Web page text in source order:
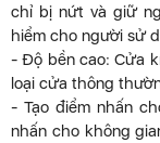
chỉ bị nứt và giữ
hiểm cho người sử
- Độ bền cao: Cửa
loại cửa thông
- Tạo điểm nhấn
nhấn cho không